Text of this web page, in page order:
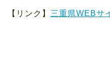
【リンク】 三重県WEBサ